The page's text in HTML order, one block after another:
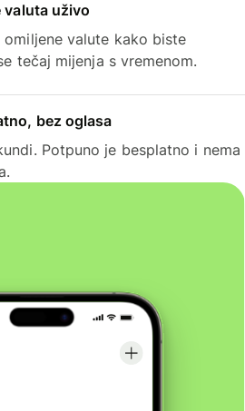
valuta uživo
omiljene valute kako biste
tečaj mijenja s vremenom.
bez oglasa
Potpuno je besplatno i nema